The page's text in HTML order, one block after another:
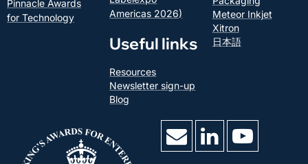
Pinnacle Awards
for Technology
Americas 2026)
Useful links
Resources
Newsletter sign-up
Blog
Meteor Inkjet
Xitron
日本語